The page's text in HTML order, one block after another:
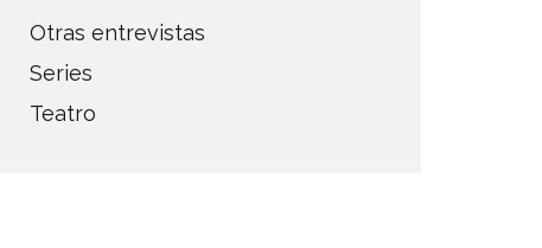
Otras entrevistas
Series
Teatro